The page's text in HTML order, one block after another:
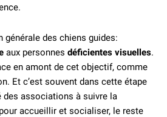
générale des chiens guides:
aux personnes déficientes visuelles.
en amont de cet objectif, comme
Et c’est souvent dans cette étape
des associations à suivre la
accueillir et socialiser, le reste